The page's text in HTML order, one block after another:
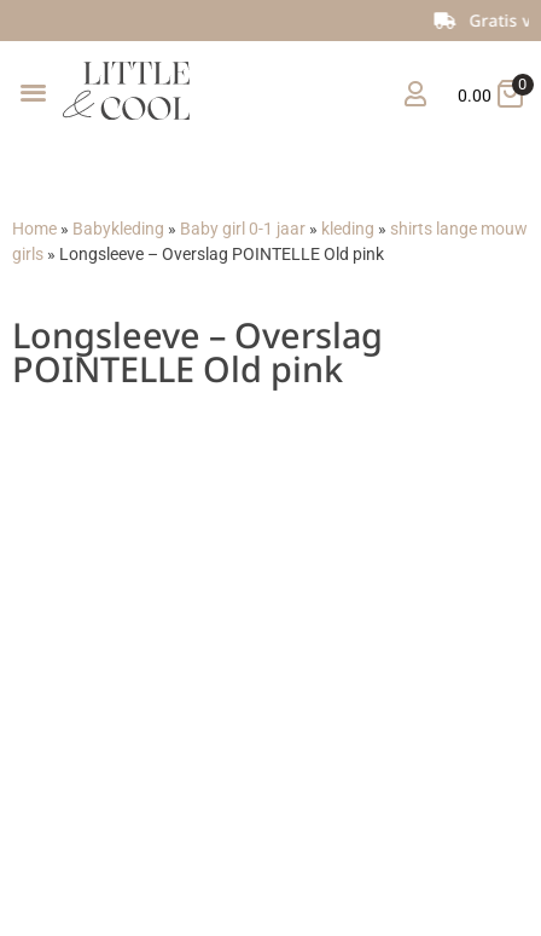
Gratis verzending vanaf €150
0.00
0
Home » Babykleding » Baby girl 0-1 jaar » kleding » shirts lange mouw
girls » Longsleeve – Overslag POINTELLE Old pink
Longsleeve – Overslag
POINTELLE Old pink